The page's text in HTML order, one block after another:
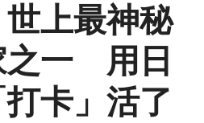
上最神秘
之一 用日
卡」活了